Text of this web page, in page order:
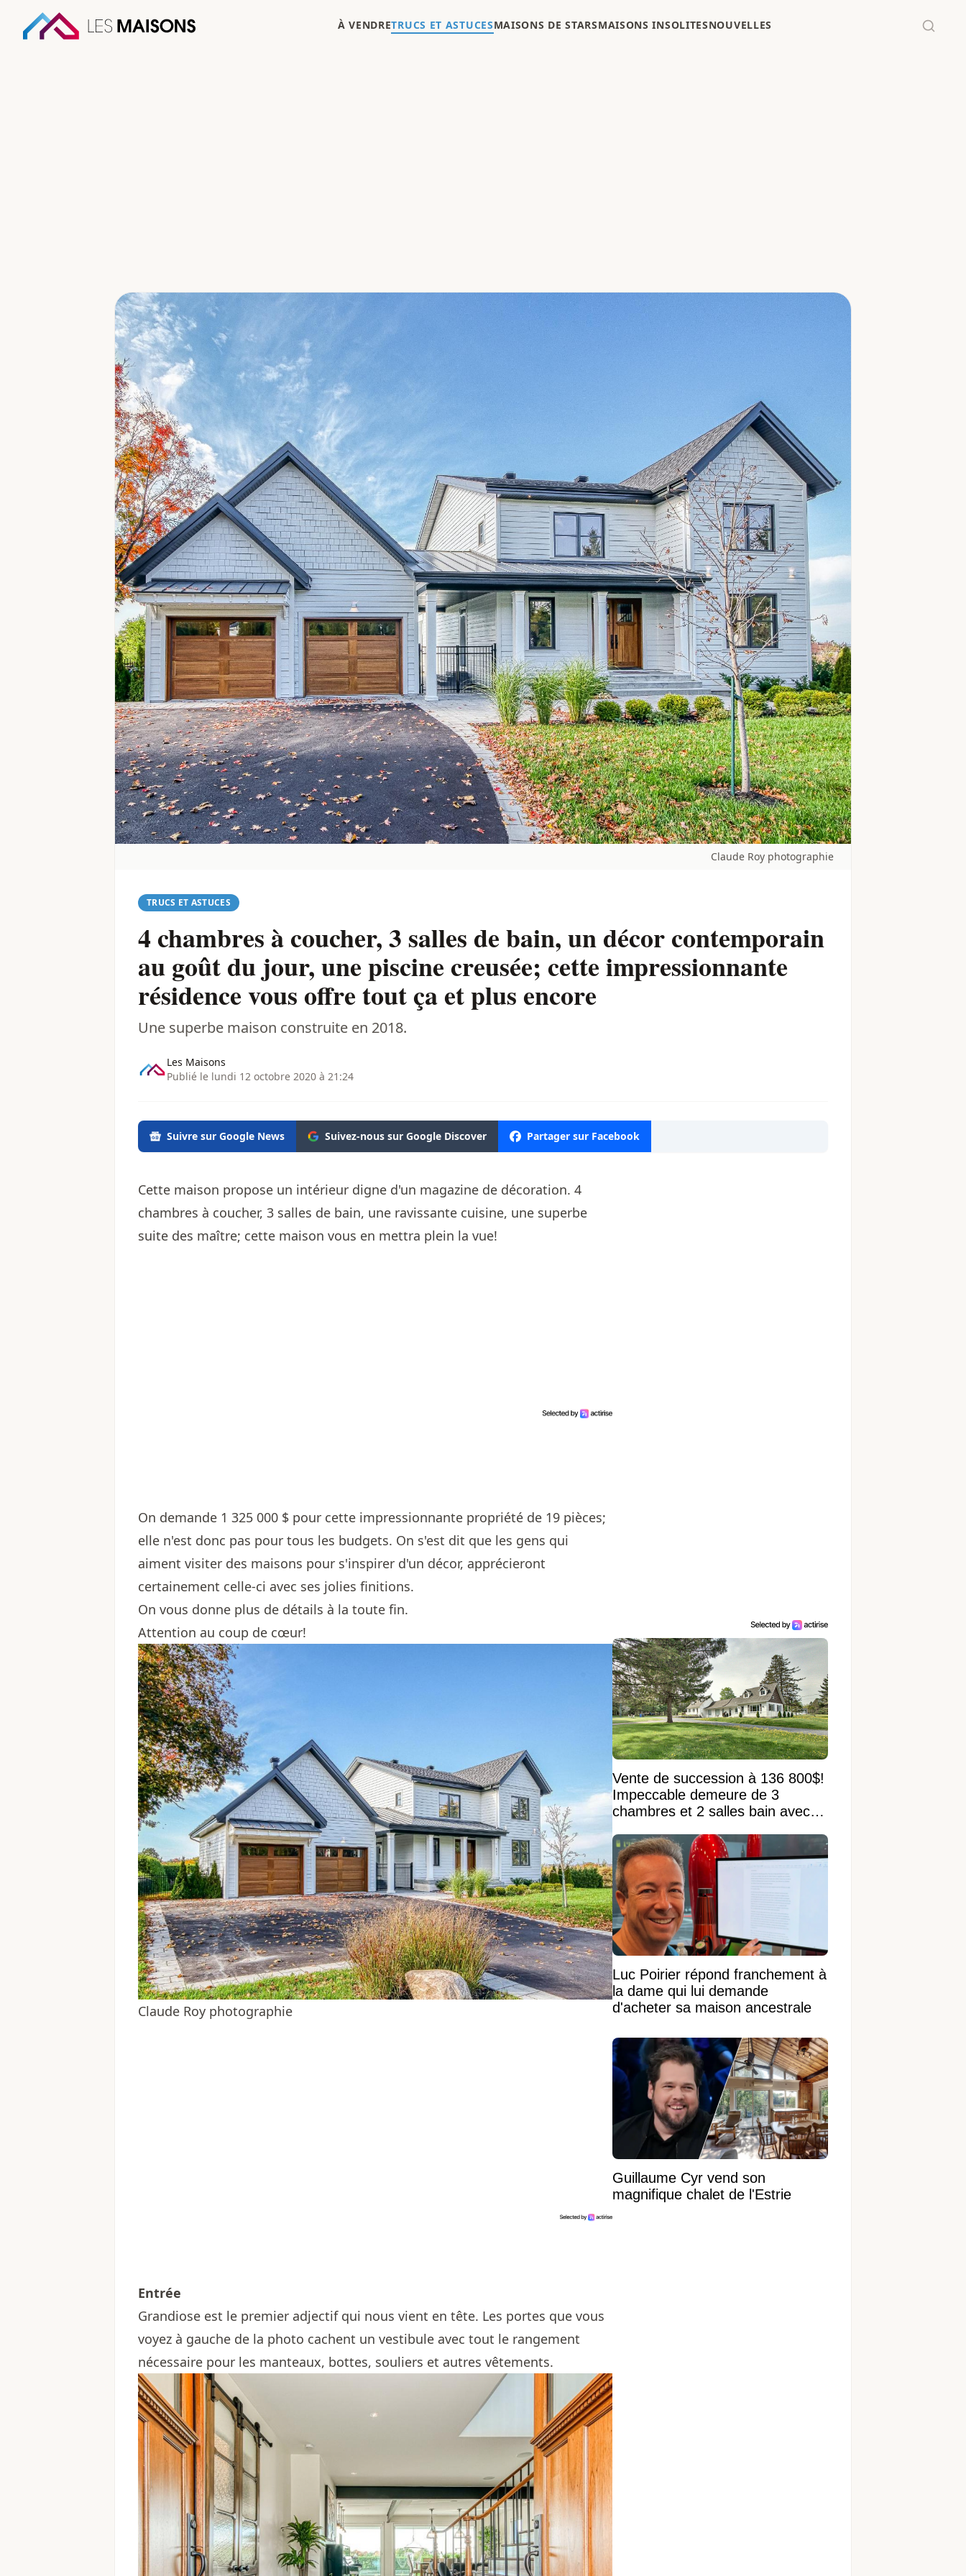
À VENDRETRUCS ET ASTUCESMAISONS DE STARSMAISONS INSOLITESNOUVELLES
Claude Roy photographie
TRUCS ET ASTUCES
4 chambres à coucher, 3 salles de bain, un décor contemporain
au goût du jour, une piscine creusée; cette impressionnante
résidence vous offre tout ça et plus encore
Une superbe maison construite en 2018.
Les Maisons
Publié le lundi 12 octobre 2020 à 21:24
Suivre sur Google News Suivez-nous sur Google Discover Partager sur Facebook
Cette maison propose un intérieur digne d'un magazine de décoration. 4
chambres à coucher, 3 salles de bain, une ravissante cuisine, une superbe
suite des maître; cette maison vous en mettra plein la vue!
On demande 1 325 000 $ pour cette impressionnante propriété de 19 pièces;
elle n'est donc pas pour tous les budgets. On s'est dit que les gens qui
aiment visiter des maisons pour s'inspirer d'un décor, apprécieront
certainement celle-ci avec ses jolies finitions.
On vous donne plus de détails à la toute fin.
Attention au coup de cœur!
Claude Roy photographie
Entrée
Grandiose est le premier adjectif qui nous vient en tête. Les portes que vous
voyez à gauche de la photo cachent un vestibule avec tout le rangement
nécessaire pour les manteaux, bottes, souliers et autres vêtements.
Vente de succession à 136 800$!
Impeccable demeure de 3
chambres et 2 salles bain avec
Luc Poirier répond franchement à
la dame qui lui demande
d'acheter sa maison ancestrale
Guillaume Cyr vend son
magnifique chalet de l'Estrie